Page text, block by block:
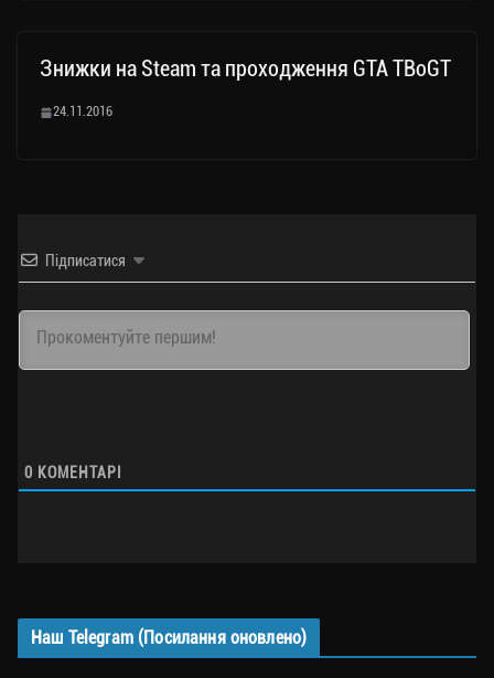
Знижки на Steam та проходження GTA TBoGT
24.11.2016
Підписатися
0 КОМЕНТАРІ
Наш Telegram (Посилання оновлено)